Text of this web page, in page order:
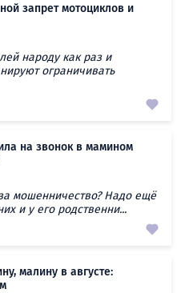
запрет мотоциклов и
народу как раз и
ограничивать
на звонок в мамином
мошенничество? Надо ещё
и у его родственни...
малину в августе: